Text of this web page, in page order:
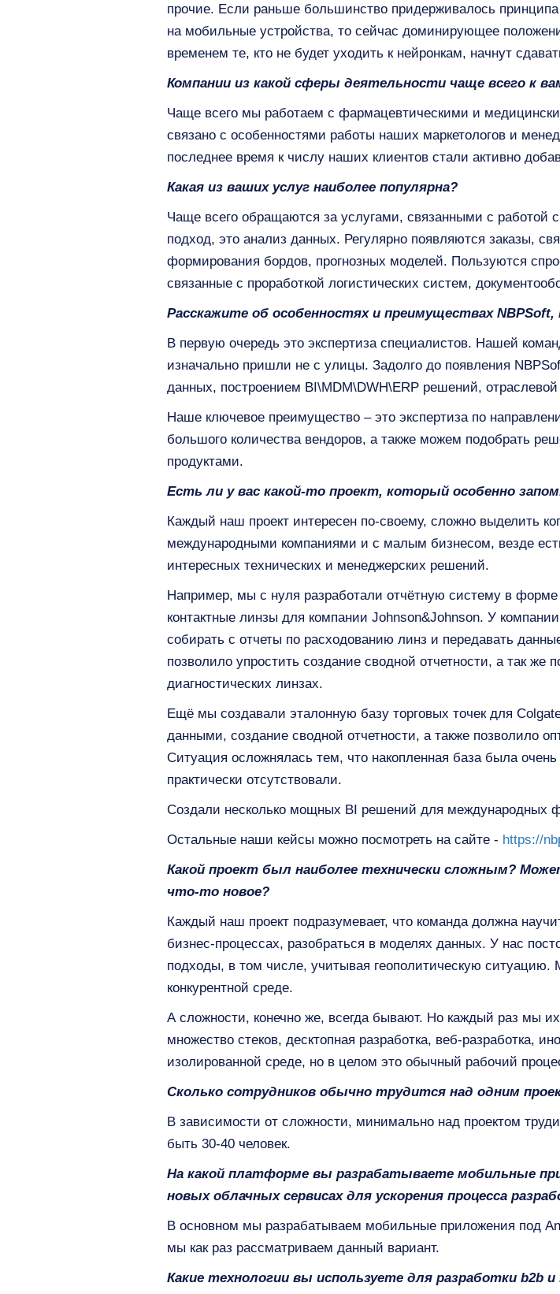
прочие. Если раньше большинство придерживалось
на мобильные устройства, то сейчас доминирующее
временем те, кто не будет уходить к нейронкам, начнут
Компании из какой сферы деятельности чаще всего к
Чаще всего мы работаем с фармацевтическими и
связано с особенностями работы наших маркетологов и
последнее время к числу наших клиентов стали активно
Какая из ваших услуг наиболее популярна?
Чаще всего обращаются за услугами, связанными с
подход, это анализ данных. Регулярно появляются заказы,
формирования бордов, прогнозных моделей. Пользуются
связанные с проработкой логистических систем,
Расскажите об особенностях и преимуществах
В первую очередь это экспертиза специалистов. Нашей
изначально пришли не с улицы. Задолго до появления
данных, построением BI\MDM\DWH\ERP решений,
Наше ключевое преимущество – это экспертиза по
большого количества вендоров, а также можем подобрать
продуктами.
Есть ли у вас какой-то проект, который особенно
Каждый наш проект интересен по-своему, сложно выделить
международными компаниями и с малым бизнесом, везде
интересных технических и менеджерских решений.
Например, мы с нуля разработали отчётную систему в
контактные линзы для компании Johnson&Johnson. У
собирать с отчеты по расходованию линз и передавать
позволило упростить создание сводной отчетности, а так же
диагностических линзах.​
Ещё мы создавали эталонную базу торговых точек для
данными, создание сводной отчетности, а также позволило
Ситуация осложнялась тем, что накопленная база была
практически отсутствовали.
Создали несколько мощных BI решений для международных
Остальные наши кейсы можно посмотреть на сайте - https://
Какой проект был наиболее технически сложным?
что-то новое?
Каждый наш проект подразумевает, что команда должна
бизнес-процессах, разобраться в моделях данных. У нас
подходы, в том числе, учитывая геополитическую
конкурентной среде.
А сложности, конечно же, всегда бывают. Но каждый раз мы
множество стеков, десктопная разработка, веб-разработка,
изолированной среде, но в целом это обычный рабочий
Сколько сотрудников обычно трудится над одним
В зависимости от сложности, минимально над проектом
быть 30-40 человек.
На какой платформе вы разрабатываете мобильные
новых облачных сервисах для ускорения процесса
В основном мы разрабатываем мобильные приложения под
мы как раз рассматриваем данный вариант.
Какие технологии вы используете для разработки b2b и